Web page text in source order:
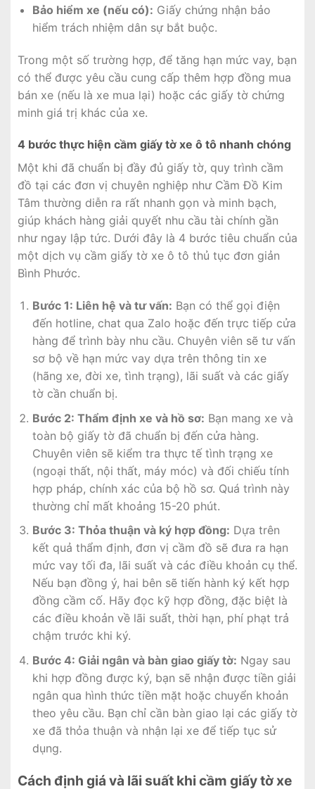
Bảo hiểm xe (nếu có): Giấy chứng nhận bảo
hiểm trách nhiệm dân sự bắt buộc.
Trong một số trường hợp, để tăng hạn mức vay, bạn
có thể được yêu cầu cung cấp thêm hợp đồng mua
bán xe (nếu là xe mua lại) hoặc các giấy tờ chứng
minh giá trị khác của xe.
4 bước thực hiện cầm giấy tờ xe ô tô nhanh chóng
Một khi đã chuẩn bị đầy đủ giấy tờ, quy trình cầm
đồ tại các đơn vị chuyên nghiệp như Cầm Đồ Kim
Tâm thường diễn ra rất nhanh gọn và minh bạch,
giúp khách hàng giải quyết nhu cầu tài chính gần
như ngay lập tức. Dưới đây là 4 bước tiêu chuẩn của
một dịch vụ cầm giấy tờ xe ô tô thủ tục đơn giản
Bình Phước.
Bước 1: Liên hệ và tư vấn: Bạn có thể gọi điện
đến hotline, chat qua Zalo hoặc đến trực tiếp cửa
hàng để trình bày nhu cầu. Chuyên viên sẽ tư vấn
sơ bộ về hạn mức vay dựa trên thông tin xe
(hãng xe, đời xe, tình trạng), lãi suất và các giấy
tờ cần chuẩn bị.
Bước 2: Thẩm định xe và hồ sơ: Bạn mang xe và
toàn bộ giấy tờ đã chuẩn bị đến cửa hàng.
Chuyên viên sẽ kiểm tra thực tế tình trạng xe
(ngoại thất, nội thất, máy móc) và đối chiếu tính
hợp pháp, chính xác của bộ hồ sơ. Quá trình này
thường chỉ mất khoảng 15-20 phút.
Bước 3: Thỏa thuận và ký hợp đồng: Dựa trên
kết quả thẩm định, đơn vị cầm đồ sẽ đưa ra hạn
mức vay tối đa, lãi suất và các điều khoản cụ thể.
Nếu bạn đồng ý, hai bên sẽ tiến hành ký kết hợp
đồng cầm cố. Hãy đọc kỹ hợp đồng, đặc biệt là
các điều khoản về lãi suất, thời hạn, phí phạt trả
chậm trước khi ký.
Bước 4: Giải ngân và bàn giao giấy tờ: Ngay sau
khi hợp đồng được ký, bạn sẽ nhận được tiền giải
ngân qua hình thức tiền mặt hoặc chuyển khoản
theo yêu cầu. Bạn chỉ cần bàn giao lại các giấy tờ
xe đã thỏa thuận và nhận lại xe để tiếp tục sử
dụng.
Cách định giá và lãi suất khi cầm giấy tờ xe